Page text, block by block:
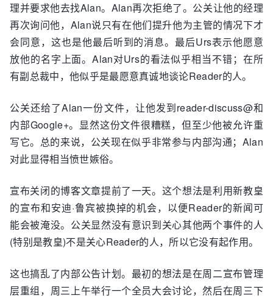
理并要求他去找Alan。Alan再次拒绝了。公关让他的经理
再次询问他，Alan说只有在他们提升他为主管的情况下才
会同意，这也是他最后听到的消息。最后Urs表示他愿意
放他的名字上面。Alan对Urs的看法似乎相当不错；在所
有副总裁中，他似乎是最愿意真诚地谈论Reader的人。
公关还给了Alan一份文件，让他发到reader-discuss@和
内部Google+。显然这份文件很糟糕，但至少他被允许重
写它。总的来说，公关现在似乎非常参与内部沟通；Alan
对此显得相当愤世嫉俗。
宣布关闭的博客文章提前了一天。这个想法是利用新教皇
的宣布和安迪·鲁宾被换掉的机会，以便Reader的新闻可
能会被淹没。公关显然没有意识到关心其他两个事件的人
(特别是教皇)不是关心Reader的人，所以它没有起作用。
这也搞乱了内部公告计划。最初的想法是在周二宣布管理
层重组，周三上午举行一个全员大会讨论，然后在周三下